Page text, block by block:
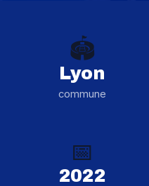
🏟️
Lyon
commune
📅
2022